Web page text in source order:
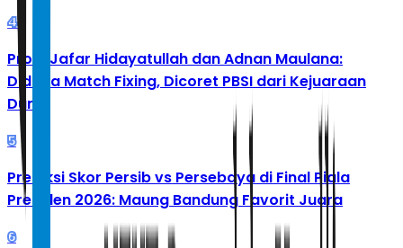
4
Profil Jafar Hidayatullah dan Adnan Maulana:
Diduga Match Fixing, Dicoret PBSI dari Kejuaraan
Dunia
5
Prediksi Skor Persib vs Persebaya di Final Piala
Presiden 2026: Maung Bandung Favorit Juara
6